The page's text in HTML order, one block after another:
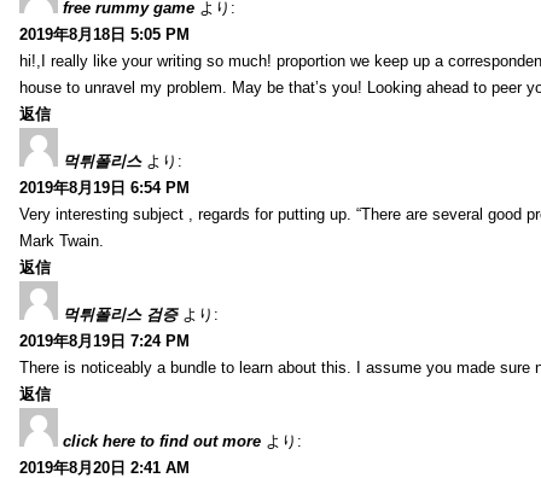
free rummy game より:
2019年8月18日 5:05 PM
hi!,I really like your writing so much! proportion we keep up a
house to unravel my problem. May be that’s you! Looking ahead to peer
返信
먹튀폴리스 より:
2019年8月19日 6:54 PM
Very interesting subject , regards for putting up. “There are several good
Mark Twain.
返信
먹튀폴리스 검증 より:
2019年8月19日 7:24 PM
There is noticeably a bundle to learn about this. I assume you made sure
返信
click here to find out more より:
2019年8月20日 2:41 AM